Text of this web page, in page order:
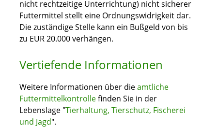
nicht rechtzeitige Unterrichtung) nicht sicherer
Futtermittel stellt eine Ordnungswidrigkeit dar.
Die zuständige Stelle kann ein Bußgeld von bis
zu EUR 20.000 verhängen.
Vertiefende Informationen
Weitere Informationen über dieamtliche
Futtermittelkontrollefinden Sie in der
Lebenslage "Tierhaltung, Tierschutz, Fischerei
und Jagd".